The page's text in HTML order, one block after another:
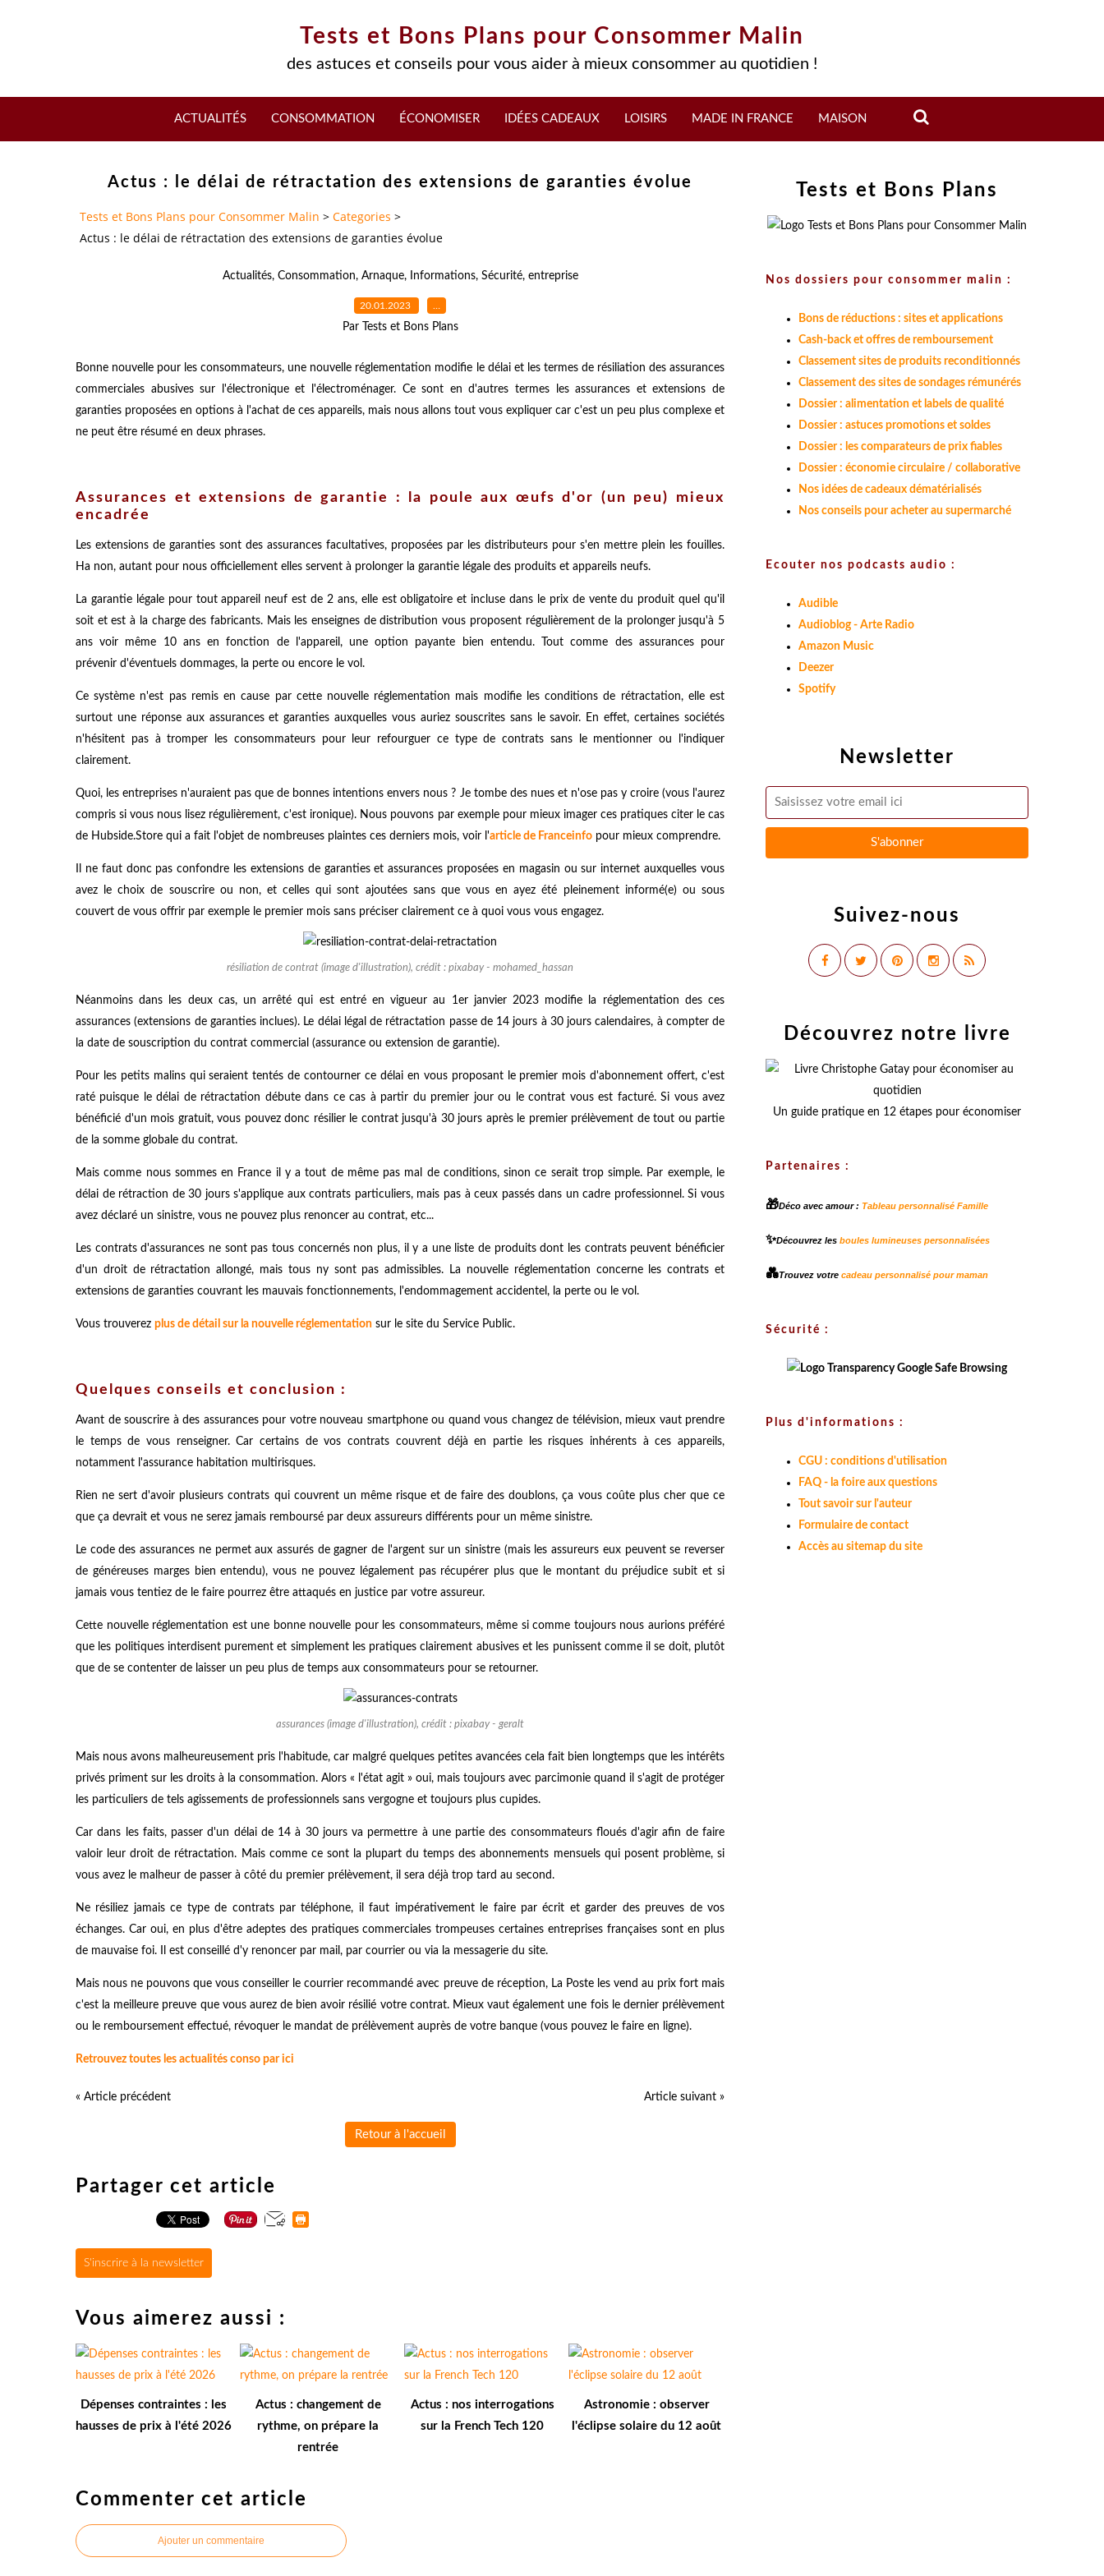
Tests et Bons Plans pour Consommer Malin
des astuces et conseils pour vous aider à mieux consommer au quotidien !
ACTUALITÉS CONSOMMATION ÉCONOMISER IDÉES CADEAUX LOISIRS MADE IN FRANCE MAISON
Actus : le délai de rétractation des extensions de garanties évolue
Tests et Bons Plans pour Consommer Malin > Categories >
Actus : le délai de rétractation des extensions de garanties évolue
Actualités, Consommation, Arnaque, Informations, Sécurité, entreprise
20.01.2023 …
Par Tests et Bons Plans
Bonne nouvelle pour les consommateurs, une nouvelle réglementation modifie le délai et les termes de résiliation des assurances
commerciales abusives sur l'électronique et l'électroménager. Ce sont en d'autres termes les assurances et extensions de
garanties proposées en options à l'achat de ces appareils, mais nous allons tout vous expliquer car c'est un peu plus complexe et
ne peut être résumé en deux phrases.
Assurances et extensions de garantie : la poule aux œufs d'or (un peu) mieux
encadrée
Les extensions de garanties sont des assurances facultatives, proposées par les distributeurs pour s'en mettre plein les fouilles.
Ha non, autant pour nous officiellement elles servent à prolonger la garantie légale des produits et appareils neufs.
La garantie légale pour tout appareil neuf est de 2 ans, elle est obligatoire et incluse dans le prix de vente du produit quel qu'il
soit et est à la charge des fabricants. Mais les enseignes de distribution vous proposent régulièrement de la prolonger jusqu'à 5
ans voir même 10 ans en fonction de l'appareil, une option payante bien entendu. Tout comme des assurances pour
prévenir d'éventuels dommages, la perte ou encore le vol.
Ce système n'est pas remis en cause par cette nouvelle réglementation mais modifie les conditions de rétractation, elle est
surtout une réponse aux assurances et garanties auxquelles vous auriez souscrites sans le savoir. En effet, certaines sociétés
n'hésitent pas à tromper les consommateurs pour leur refourguer ce type de contrats sans le mentionner ou l'indiquer
clairement.
Quoi, les entreprises n'auraient pas que de bonnes intentions envers nous ? Je tombe des nues et n'ose pas y croire (vous l'aurez
compris si vous nous lisez régulièrement, c'est ironique). Nous pouvons par exemple pour mieux imager ces pratiques citer le cas
de Hubside.Store qui a fait l'objet de nombreuses plaintes ces derniers mois, voir l'article de Franceinfo pour mieux comprendre.
Il ne faut donc pas confondre les extensions de garanties et assurances proposées en magasin ou sur internet auxquelles vous
avez le choix de souscrire ou non, et celles qui sont ajoutées sans que vous en ayez été pleinement informé(e) ou sous
couvert de vous offrir par exemple le premier mois sans préciser clairement ce à quoi vous vous engagez.
résiliation de contrat (image d'illustration), crédit : pixabay - mohamed_hassan
Néanmoins dans les deux cas, un arrêté qui est entré en vigueur au 1er janvier 2023 modifie la réglementation des ces
assurances (extensions de garanties inclues). Le délai légal de rétractation passe de 14 jours à 30 jours calendaires, à compter de
la date de souscription du contrat commercial (assurance ou extension de garantie).
Pour les petits malins qui seraient tentés de contourner ce délai en vous proposant le premier mois d'abonnement offert, c'est
raté puisque le délai de rétractation débute dans ce cas à partir du premier jour ou le contrat vous est facturé. Si vous avez
bénéficié d'un mois gratuit, vous pouvez donc résilier le contrat jusqu'à 30 jours après le premier prélèvement de tout ou partie
de la somme globale du contrat.
Mais comme nous sommes en France il y a tout de même pas mal de conditions, sinon ce serait trop simple. Par exemple, le
délai de rétraction de 30 jours s'applique aux contrats particuliers, mais pas à ceux passés dans un cadre professionnel. Si vous
avez déclaré un sinistre, vous ne pouvez plus renoncer au contrat, etc...
Les contrats d'assurances ne sont pas tous concernés non plus, il y a une liste de produits dont les contrats peuvent bénéficier
d'un droit de rétractation allongé, mais tous ny sont pas admissibles. La nouvelle réglementation concerne les contrats et
extensions de garanties couvrant les mauvais fonctionnements, l'endommagement accidentel, la perte ou le vol.
Vous trouverez plus de détail sur la nouvelle réglementation sur le site du Service Public.
Quelques conseils et conclusion :
Avant de souscrire à des assurances pour votre nouveau smartphone ou quand vous changez de télévision, mieux vaut prendre
le temps de vous renseigner. Car certains de vos contrats couvrent déjà en partie les risques inhérents à ces appareils,
notamment l'assurance habitation multirisques.
Rien ne sert d'avoir plusieurs contrats qui couvrent un même risque et de faire des doublons, ça vous coûte plus cher que ce
que ça devrait et vous ne serez jamais remboursé par deux assureurs différents pour un même sinistre.
Le code des assurances ne permet aux assurés de gagner de l'argent sur un sinistre (mais les assureurs eux peuvent se reverser
de généreuses marges bien entendu), vous ne pouvez légalement pas récupérer plus que le montant du préjudice subit et si
jamais vous tentiez de le faire pourrez être attaqués en justice par votre assureur.
Cette nouvelle réglementation est une bonne nouvelle pour les consommateurs, même si comme toujours nous aurions préféré
que les politiques interdisent purement et simplement les pratiques clairement abusives et les punissent comme il se doit, plutôt
que de se contenter de laisser un peu plus de temps aux consommateurs pour se retourner.
assurances (image d'illustration), crédit : pixabay - geralt
Mais nous avons malheureusement pris l'habitude, car malgré quelques petites avancées cela fait bien longtemps que les intérêts
privés priment sur les droits à la consommation. Alors « l'état agit » oui, mais toujours avec parcimonie quand il s'agit de protéger
les particuliers de tels agissements de professionnels sans vergogne et toujours plus cupides.
Car dans les faits, passer d'un délai de 14 à 30 jours va permettre à une partie des consommateurs floués d'agir afin de faire
valoir leur droit de rétractation. Mais comme ce sont la plupart du temps des abonnements mensuels qui posent problème, si
vous avez le malheur de passer à côté du premier prélèvement, il sera déjà trop tard au second.
Ne résiliez jamais ce type de contrats par téléphone, il faut impérativement le faire par écrit et garder des preuves de vos
échanges. Car oui, en plus d'être adeptes des pratiques commerciales trompeuses certaines entreprises françaises sont en plus
de mauvaise foi. Il est conseillé d'y renoncer par mail, par courrier ou via la messagerie du site.
Mais nous ne pouvons que vous conseiller le courrier recommandé avec preuve de réception, La Poste les vend au prix fort mais
c'est la meilleure preuve que vous aurez de bien avoir résilié votre contrat. Mieux vaut également une fois le dernier prélèvement
ou le remboursement effectué, révoquer le mandat de prélèvement auprès de votre banque (vous pouvez le faire en ligne).
Retrouvez toutes les actualités conso par ici
« Article précédent Article suivant »
Retour à l'accueil
Partager cet article
S'inscrire à la newsletter
Vous aimerez aussi :
Dépenses contraintes : les
hausses de prix à l'été 2026
Actus : changement de
rythme, on prépare la
rentrée
Actus : nos interrogations
sur la French Tech 120
Astronomie : observer
l'éclipse solaire du 12 août
Commenter cet article
Ajouter un commentaire
Newsletter
Suivez-nous
Tests et Bons Plans
Nos dossiers pour consommer malin :
Bons de réductions : sites et applications
Cash-back et offres de remboursement
Classement sites de produits reconditionnés
Classement des sites de sondages rémunérés
Dossier : alimentation et labels de qualité
Dossier : astuces promotions et soldes
Dossier : les comparateurs de prix fiables
Dossier : économie circulaire / collaborative
Nos idées de cadeaux dématérialisés
Nos conseils pour acheter au supermarché
Ecouter nos podcasts audio :
Audible
Audioblog - Arte Radio
Amazon Music
Deezer
Spotify
Découvrez notre livre
Un guide pratique en 12 étapes pour économiser
Partenaires :
🎁Déco avec amour : Tableau personnalisé Famille
✨Découvrez les boules lumineuses personnalisées
💑Trouvez votre cadeau personnalisé pour maman
Sécurité :
Plus d'informations :
CGU : conditions d'utilisation
FAQ - la foire aux questions
Tout savoir sur l'auteur
Formulaire de contact
Accès au sitemap du site